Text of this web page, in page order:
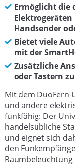
Ermöglicht die
Elektrogeräten
Handsender
Bietet viele
mit der
Zusätzliche
oder Tastern
Mit dem DuoFern
und andere
funkfähig: Der
handelsübliche
und eignet sich
den
Raumbeleuchtung